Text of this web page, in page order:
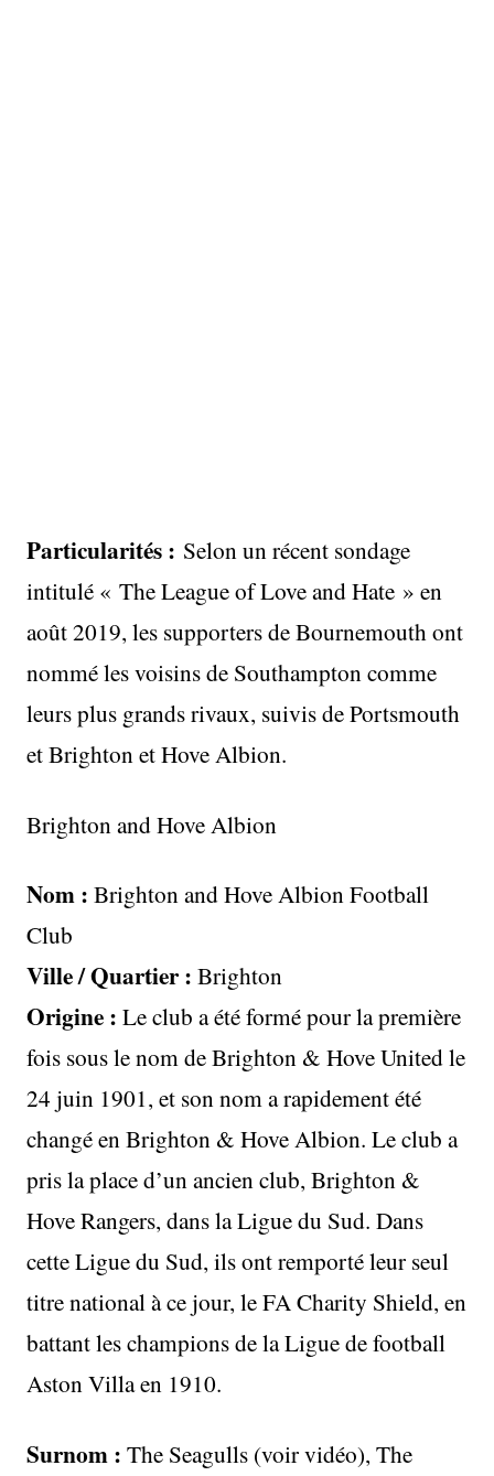
Particularités : Selon un récent sondage
intitulé « The League of Love and Hate » en
août 2019, les supporters de Bournemouth ont
nommé les voisins de Southampton comme
leurs plus grands rivaux, suivis de Portsmouth
et Brighton et Hove Albion.
Brighton and Hove Albion
Nom : Brighton and Hove Albion Football
Club
Ville / Quartier : Brighton
Origine : Le club a été formé pour la première
fois sous le nom de Brighton & Hove United le
24 juin 1901, et son nom a rapidement été
changé en Brighton & Hove Albion. Le club a
pris la place d’un ancien club, Brighton &
Hove Rangers, dans la Ligue du Sud. Dans
cette Ligue du Sud, ils ont remporté leur seul
titre national à ce jour, le FA Charity Shield, en
battant les champions de la Ligue de football
Aston Villa en 1910.
Surnom : The Seagulls (voir vidéo), The